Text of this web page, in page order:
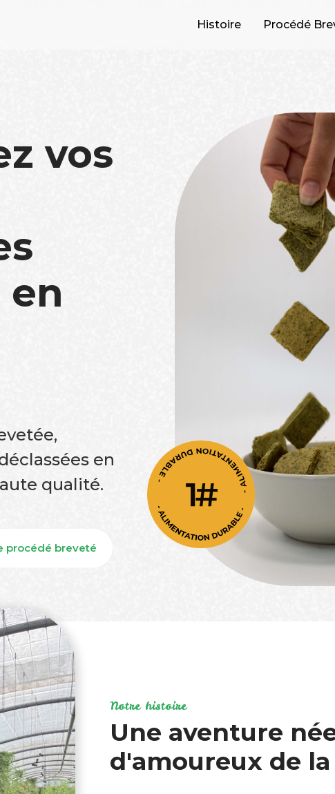
Histoire Procédé
vos
en
en
qualité.
procédé breveté
Notre histoire
Une aventure
d'amoureux de